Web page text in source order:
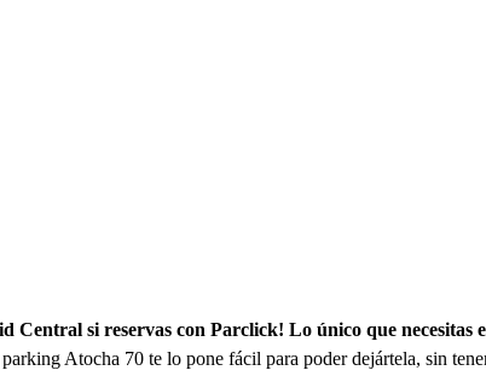
si reservas con Parclick! Lo único que necesitas
Atocha 70 te lo pone fácil para poder dejártela, sin